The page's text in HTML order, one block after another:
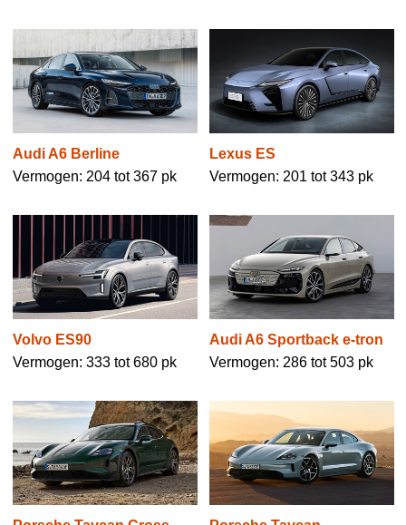
Audi A6 Berline
Vermogen: 204 tot 367 pk
Lexus ES
Vermogen: 201 tot 343 pk
Volvo ES90
Vermogen: 333 tot 680 pk
Audi A6 Sportback e-tron
Vermogen: 286 tot 503 pk